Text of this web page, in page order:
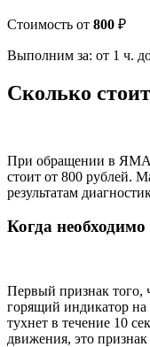
Стоимость от 800 ₽
Выполним за: от 1 ч.
Сколько
При обращении в
стоит от 800 рублей.
результатам
Когда
Первый признак того,
горящий индикатор
тухнет в течение 10
движения, это